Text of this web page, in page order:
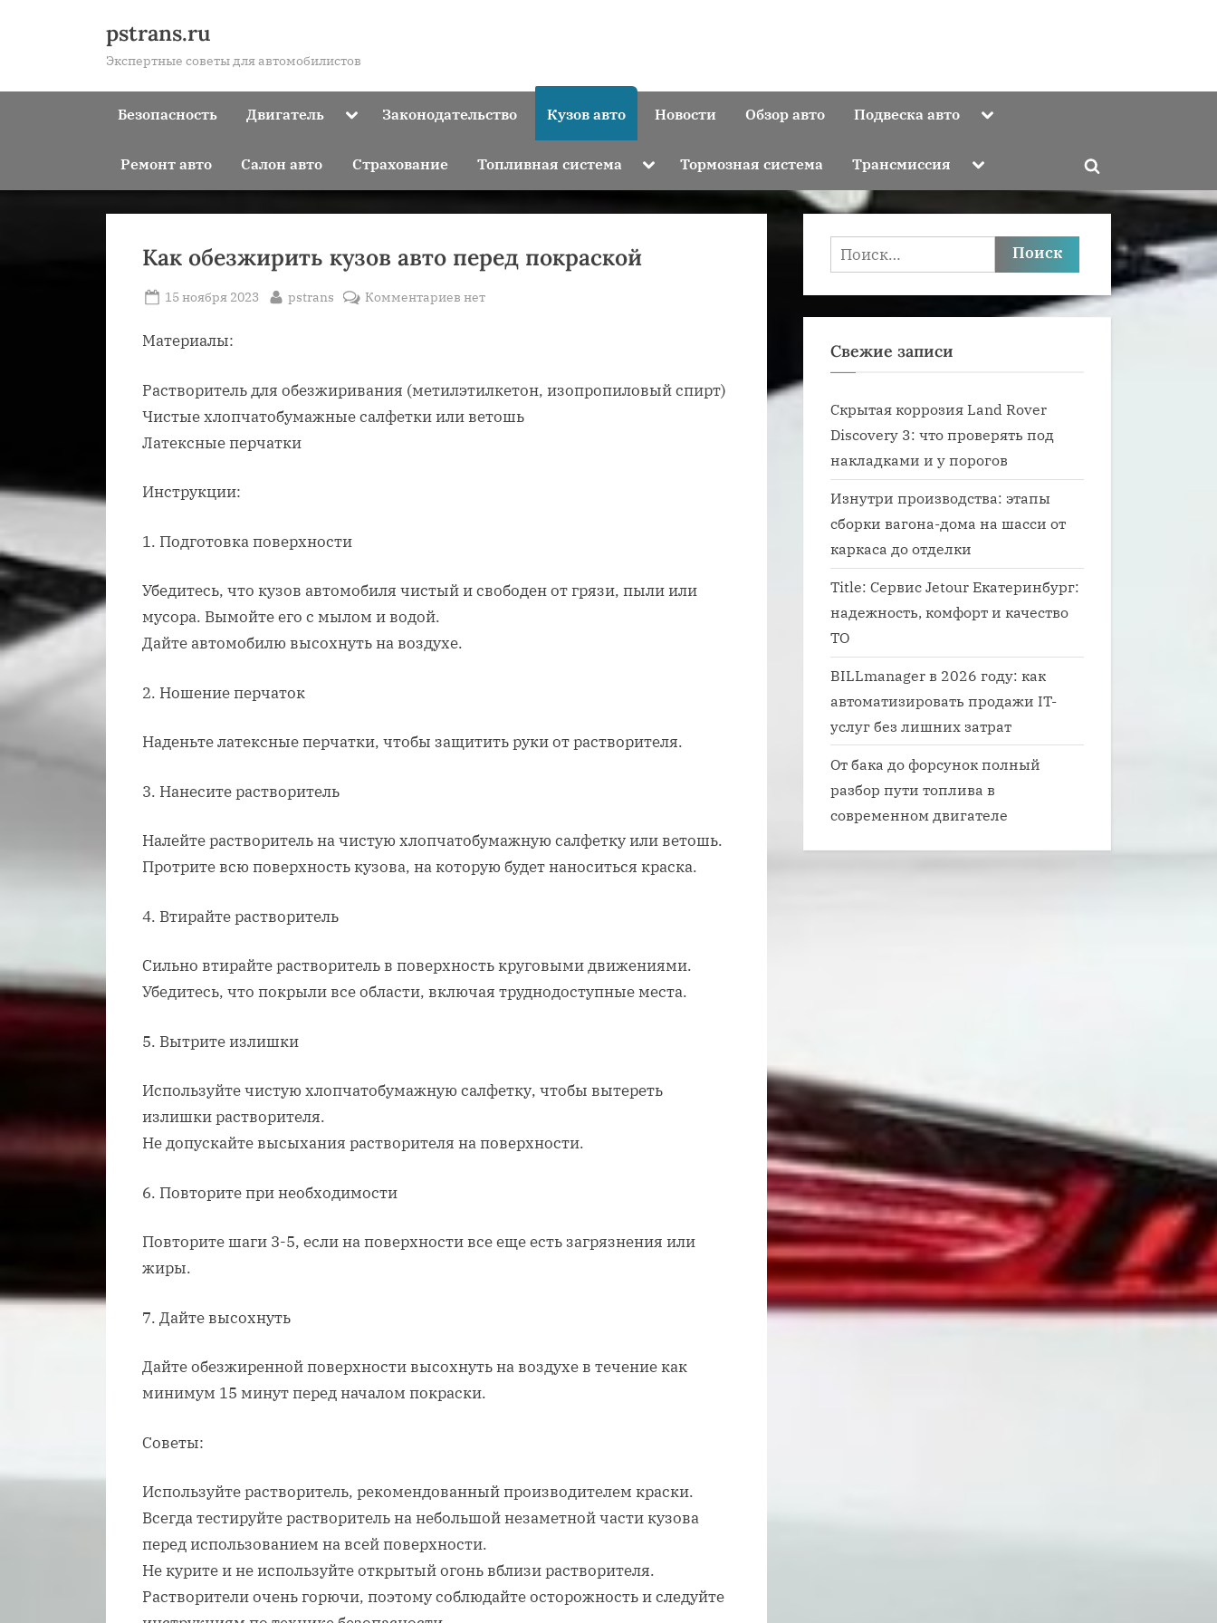
pstrans.ru
Экспертные советы для автомобилистов
Безопасность Двигатель ToggleЗаконодательство Кузов авто Новости Обзор авто Подвеска авто Toggle
Ремонт авто Салон авто Страхование Топливная система Toggle
menu
Тормозная система Трансмиссия Toggle
menu
Toggle
search
Как обезжирить кузов авто перед покраской
Posted
15 ноября 2023 By
pstrans Комментариев к
кузов
нет
Материалы:
Растворитель для обезжиривания (метилэтилкетон, изопропиловый спирт)
Чистые хлопчатобумажные салфетки или ветошь
Латексные перчатки
Инструкции:
1. Подготовка поверхности
Убедитесь, что кузов автомобиля чистый и свободен от грязи, пыли или
мусора. Вымойте его с мылом и водой.
Дайте автомобилю высохнуть на воздухе.
2. Ношение перчаток
Наденьте латексные перчатки, чтобы защитить руки от растворителя.
3. Нанесите растворитель
Налейте растворитель на чистую хлопчатобумажную салфетку или ветошь.
Протрите всю поверхность кузова, на которую будет наноситься краска.
4. Втирайте растворитель
Сильно втирайте растворитель в поверхность круговыми движениями.
Убедитесь, что покрыли все области, включая труднодоступные места.
5. Вытрите излишки
Используйте чистую хлопчатобумажную салфетку, чтобы вытереть
излишки растворителя.
Не допускайте высыхания растворителя на поверхности.
6. Повторите при необходимости
Повторите шаги 3-5, если на поверхности все еще есть загрязнения или
жиры.
7. Дайте высохнуть
Дайте обезжиренной поверхности высохнуть на воздухе в течение как
минимум 15 минут перед началом покраски.
Советы:
Используйте растворитель, рекомендованный производителем краски.
Всегда тестируйте растворитель на небольшой незаметной части кузова
перед использованием на всей поверхности.
Не курите и не используйте открытый огонь вблизи растворителя.
Растворители очень горючи, поэтому соблюдайте осторожность и следуйте
Найти:
Свежие записи
Скрытая коррозия Land Rover
Discovery 3: что проверять под
накладками и у порогов
Изнутри производства: этапы
сборки вагона-дома на шасси от
каркаса до отделки
Title: Сервис Jetour Екатеринбург:
надежность, комфорт и качество
ТО
BILLmanager в 2026 году: как
автоматизировать продажи IT-
услуг без лишних затрат
От бака до форсунок полный
разбор пути топлива в
современном двигателе